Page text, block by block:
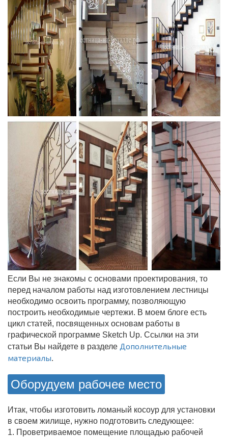
Если Вы не знакомы с основами проектирования, то
перед началом работы над изготовлением лестницы
необходимо освоить программу, позволяющую
построить необходимые чертежи. В моем блоге есть
цикл статей, посвященных основам работы в
графической программе Sketch Up. Ссылки на эти
статьи Вы найдете в разделе Дополнительные
материалы.
Оборудуем рабочее место
Итак, чтобы изготовить ломаный косоур для установки
в своем жилище, нужно подготовить следующее:
1. Проветриваемое помещение площадью рабочей